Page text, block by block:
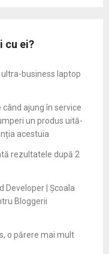
cu ei?
business laptop
ajung în service
un produs uită-
acestuia
rezultatele după 2
Developer | Școala
Bloggerii
o părere mai mult